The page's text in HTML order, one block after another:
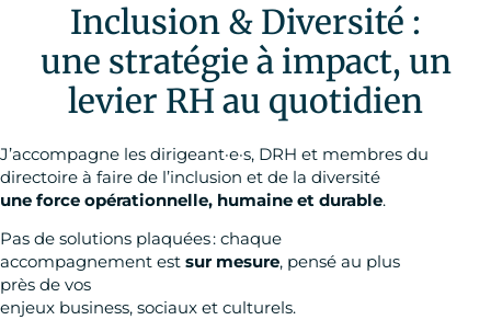
Inclusion & Diversité :
une stratégie à impact, un
levier RH au quotidien
J’accompagne les dirigeant·e·s, DRH et membres du
directoire à faire de l’inclusion et de la diversité
une force opérationnelle, humaine et durable.
Pas de solutions plaquées : chaque
accompagnement est sur mesure, pensé au plus
près de vos
enjeux business, sociaux et culturels.